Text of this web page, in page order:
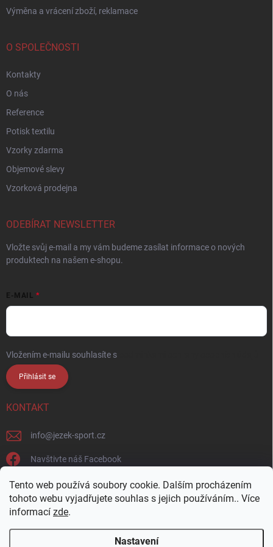
Tento web používá soubory cookie. Dalším procházením
tohoto webu vyjadřujete souhlas s jejich používáním.. Více
informací zde.
Nastavení
Výměna a vrácení zboží, reklamace
O SPOLEČNOSTI
Kontakty
O nás
Reference
Potisk textilu
Vzorky zdarma
Objemové slevy
Vzorková prodejna
ODEBÍRAT NEWSLETTER
Vložte svůj e-mail a my vám budeme zasílat informace o nových
produktech na našem e-shopu.
E-MAIL
Vložením e-mailu souhlasíte s
Přihlásit se
KONTAKT
info@jezek-sport.cz
Navštivte náš Facebook
jezek_sport_np/